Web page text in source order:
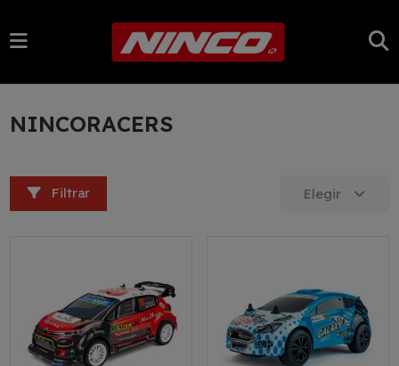
NINCORACERS
Filtrar Elegir